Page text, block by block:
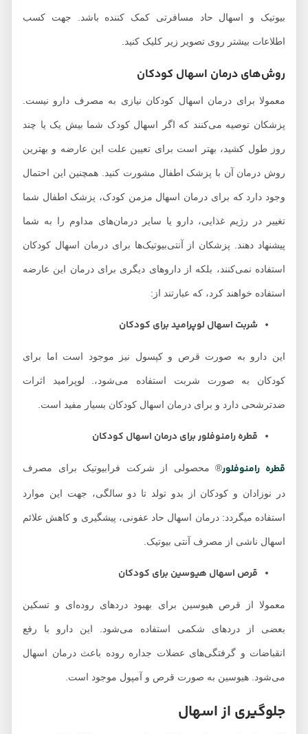
بیوتیک و اسهال حاد مسافرتی کمک کننده باشد. جهت کسب
اطلاعات بیشتر روی تصویر زیر کلیک کنید.
روش‌های درمان اسهال کودکان
معمولا برای درمان اسهال کودکان نیازی به مصرف دارو نیست.
پزشکان توصیه می‌کنند که اگر اسهال کودک شما بیش یک یا چند
روز طول کشید، بهتر است برای تعیین علت این عارضه و بهترین
روش درمان آن با پزشک اطفال مشورت کنید. همچنین این احتمال
وجود دارد که برای درمان اسهال مزمن کودک، پزشک اطفال شما
تغییر در رژیم غذایی، دارو یا سایر درمان‌های مداوم را به شما
پیشنهاد دهند. پزشکان از آنتی‌بیوتیک‌ها برای درمان اسهال کودکان
استفاده نمی‌کنند، بلکه از داروهای دیگری برای درمان این عارضه
استفاده خواهند کرد، که عبارتند از:
شربت اسهال لوپرامید برایکودکان
این دارو به صورت قرص و کپسول نیز موجود است اما برای
کودکان به صورت شربت استفاده می‌شود،. لوپرامید اثرات
ضدترشحی دارد و برای درمان اسهال کودکان بسیار مفید است.
قطره رامنوفلور برای درمان اسهال کودکان
قطره رامنوفلور® محصولی از شرکت فرابیوتیک برای مصرف
در نوزادان و کودکان از بدو تولد تا دو سالگی، جهت این موارد
استفاده میگردد: درمان اسهال حاد عفونی، پیشگیری و کاهش علائم
اسهال ناشی از مصرف آنتی بیوتیک.
قرص اسهال هیوسین برای کودکان
معمولا از قرص هیوسین برای بهبود دردهای روده‌ای و تسکین
بعضی از دردهای شکمی استفاده می‌شود. این دارو با رفع
انقباضات و گرفتگی‌های عضلات جداره روده باعث درمان اسهال
می‌شود. هیوسین به صورت قرص و آمپول موجود است.
جلوگیری از اسهال